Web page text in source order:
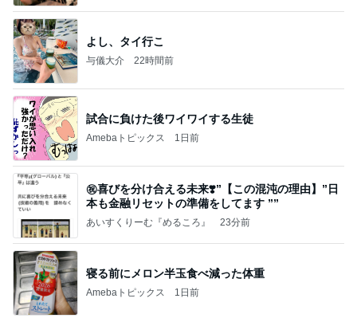
よし、タイ行こ
与儀大介 22時間前
試合に負けた後ワイワイする生徒
Amebaトピックス 1日前
㊗️喜びを分け合える未来❣️”【この混沌の理由】”⽇
本も⾦融リセットの準備をしてます ””
あいすくりーむ『めるころ』 23分前
寝る前にメロン半玉食べ減った体重
Amebaトピックス 1日前